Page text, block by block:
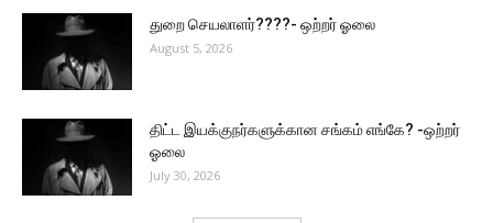
துறை செயலாளர்????- ஒற்றர் ஓலை
August 5, 2026
திட்ட இயக்குநர்களுக்கான சங்கம் எங்கே? -ஒற்றர்
ஓலை
July 30, 2026